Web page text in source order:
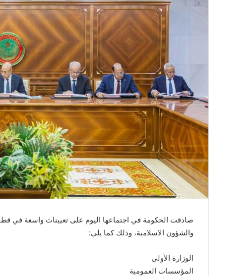
صادقت الحكومة في اجتماعها اليوم على تعيينات واسعة في
والشؤون الاسلامية، وذلك كما يلي:
الوزارة الأولى
المؤسسات العمومية